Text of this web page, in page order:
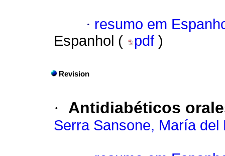
· resumo em
Espanhol (
pdf )
Revision
· Antidiabéticos
Serra Sansone, María del